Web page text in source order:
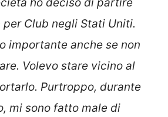
Club negli Stati Uniti.
importante anche se non
Volevo stare vicino al
Purtroppo, durante
mi sono fatto male di